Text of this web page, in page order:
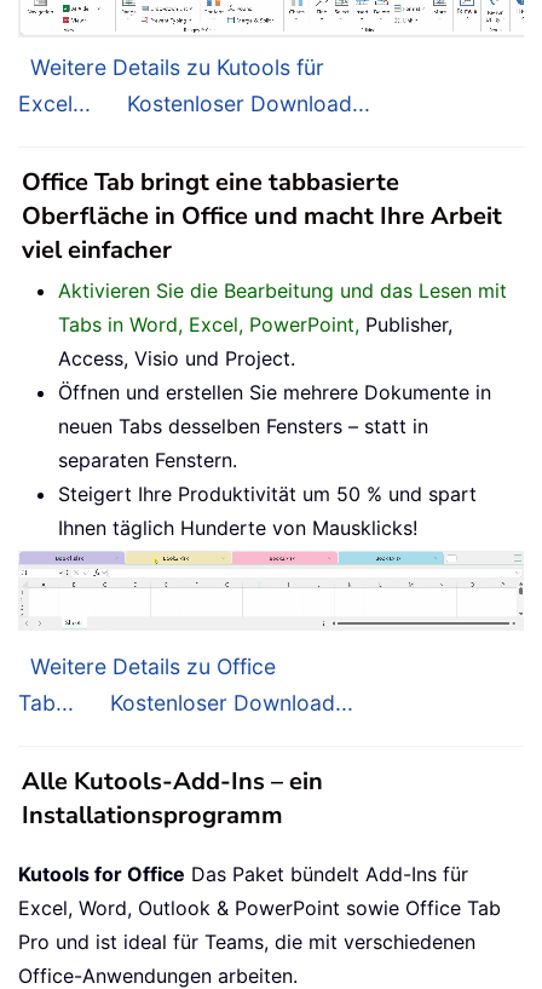
Weitere Details zu Kutools für
Excel...
Kostenloser Download...
Office Tab bringt eine tabbasierte
Oberfläche in Office und macht Ihre Arbeit
viel einfacher
Aktivieren Sie die Bearbeitung und das Lesen mit
Tabs in Word, Excel, PowerPoint, Publisher,
Access, Visio und Project.
Öffnen und erstellen Sie mehrere Dokumente in
neuen Tabs desselben Fensters – statt in
separaten Fenstern.
Steigert Ihre Produktivität um 50 % und spart
Ihnen täglich Hunderte von Mausklicks!
Weitere Details zu Office
Tab...
Kostenloser Download...
Alle Kutools-Add-Ins – ein
Installationsprogramm
Kutools for Office Das Paket bündelt Add-Ins für
Excel, Word, Outlook & PowerPoint sowie Office Tab
Pro und ist ideal für Teams, die mit verschiedenen
Office-Anwendungen arbeiten.